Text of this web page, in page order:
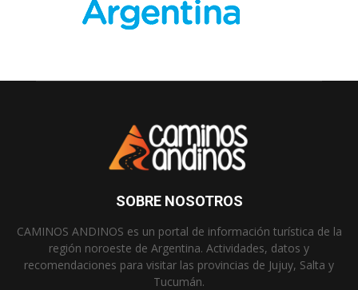
SOBRE NOSOTROS
CAMINOS ANDINOS es un portal de información turística de la
región noroeste de Argentina. Actividades, datos y
recomendaciones para visitar las provincias de Jujuy, Salta y
Tucumán.